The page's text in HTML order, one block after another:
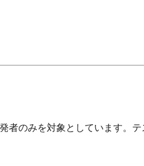
者のみを対象としています。